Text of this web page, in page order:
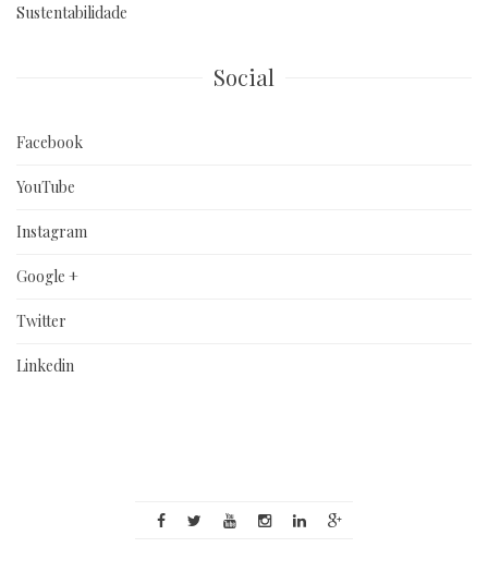
Sustentabilidade
Social
Facebook
YouTube
Instagram
Google +
Twitter
Linkedin